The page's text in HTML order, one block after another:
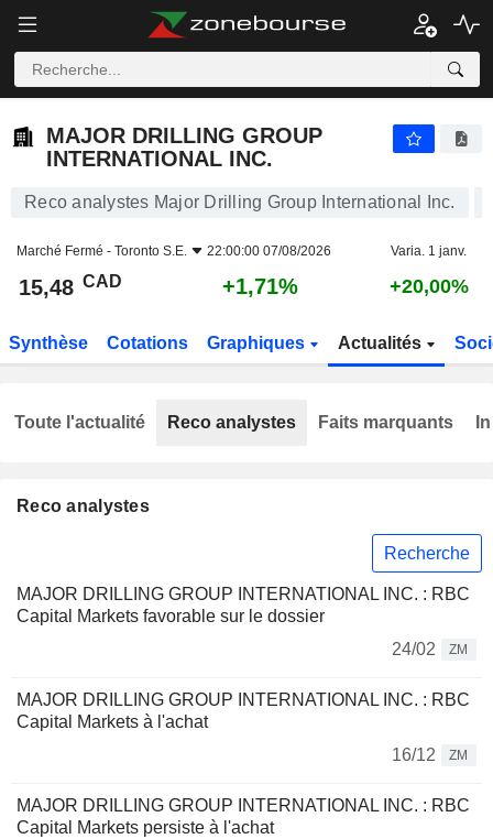
MAJOR DRILLING GROUP
INTERNATIONAL INC.
Reco analystes Major Drilling Group International Inc.
Marché Fermé - Toronto S.E. 22:00:00 07/08/2026 Varia. 1 janv.
15,48 CAD +1,71% +20,00%
Synthèse Cotations Graphiques Actualités
Reco analystes
Recherche
MAJOR DRILLING GROUP INTERNATIONAL INC. : RBC
Capital Markets favorable sur le dossier
24/02
ZM
MAJOR DRILLING GROUP INTERNATIONAL INC. : RBC
Capital Markets à l'achat
16/12
ZM
MAJOR DRILLING GROUP INTERNATIONAL INC. : RBC
Capital Markets persiste à l'achat
Toute l'actualité Reco analystes Faits marquants